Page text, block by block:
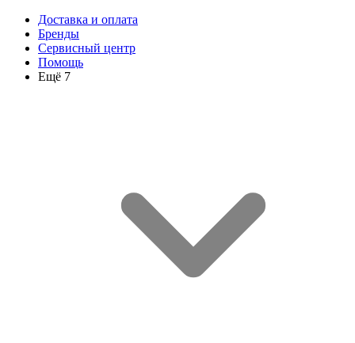
Доставка и оплата
Бренды
Сервисный центр
Помощь
Ещё 7